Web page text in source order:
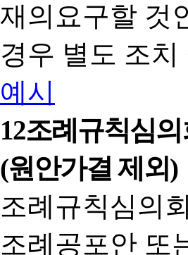
재의요구할 것
경우 별도 조치
예시
12조례규칙심의
(원안가결 제외)
조례규칙심의
조례공포안 또